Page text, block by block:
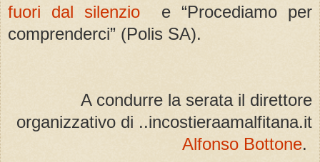
fuori dal silenzio e “Procediamo per
comprenderci” (Polis SA).
A condurre la serata il direttore
organizzativo di ..incostieraamalfitana.it
Alfonso Bottone.